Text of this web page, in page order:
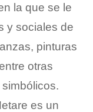
la que se le
y sociales de
pinturas
otras
es un